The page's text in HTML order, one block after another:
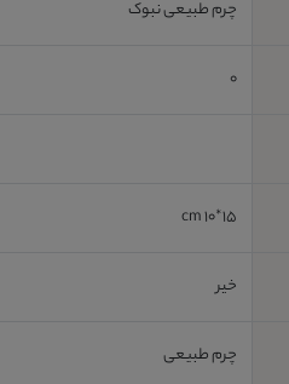
چرم طبیعی نبوک
0
15*10 cm
خیر
چرم طبیعی